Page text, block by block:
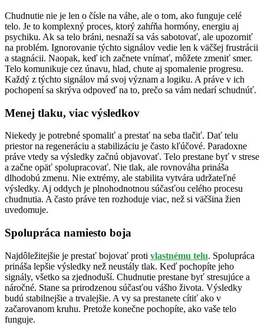
Chudnutie nie je len o čísle na váhe, ale o tom, ako funguje celé
telo. Je to komplexný proces, ktorý zahŕňa hormóny, energiu aj
psychiku. Ak sa telo bráni, nesnaží sa vás sabotovať, ale upozorniť
na problém. Ignorovanie týchto signálov vedie len k väčšej frustrácii
a stagnácii. Naopak, keď ich začnete vnímať, môžete zmeniť smer.
Telo komunikuje cez únavu, hlad, chute aj spomalenie progresu.
Každý z týchto signálov má svoj význam a logiku. A práve v ich
pochopení sa skrýva odpoveď na to, prečo sa vám nedarí schudnúť.
Menej tlaku, viac výsledkov
Niekedy je potrebné spomaliť a prestať na seba tlačiť. Dať telu
priestor na regeneráciu a stabilizáciu je často kľúčové. Paradoxne
práve vtedy sa výsledky začnú objavovať. Telo prestane byť v strese
a začne opäť spolupracovať. Nie tlak, ale rovnováha prináša
dlhodobú zmenu. Nie extrémy, ale stabilita vytvára udržateľné
výsledky. Aj oddych je plnohodnotnou súčasťou celého procesu
chudnutia. A často práve ten rozhoduje viac, než si väčšina žien
uvedomuje.
Spolupráca namiesto boja
Najdôležitejšie je prestať bojovať proti vlastnému telu. Spolupráca
prináša lepšie výsledky než neustály tlak. Keď pochopíte jeho
signály, všetko sa zjednoduší. Chudnutie prestane byť stresujúce a
náročné. Stane sa prirodzenou súčasťou vášho života. Výsledky
budú stabilnejšie a trvalejšie. A vy sa prestanete cítiť ako v
začarovanom kruhu. Pretože konečne pochopíte, ako vaše telo
funguje.